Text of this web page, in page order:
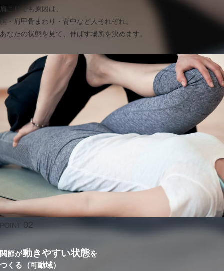
肩こりでも原因は、
胸・肩甲骨まわり・背中など人それぞれ。
あなたの状態を見て、伸ばす場所を決めます。
POINT 02
関節が動きやすい状態を
つくる（可動域）